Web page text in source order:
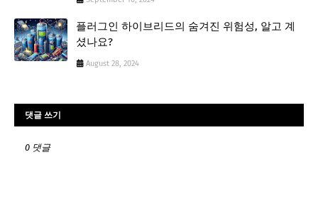
플러그인 하이브리드의 숨겨진 위험성, 알고 계
셨나요?
August 28, 2024
댓글 쓰기
0 댓글